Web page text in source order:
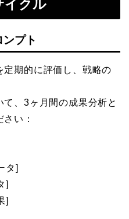
イクル
プト
期的に評価し、戦略の
て、3ヶ月間の成果分析と
い：
タ]
]
]